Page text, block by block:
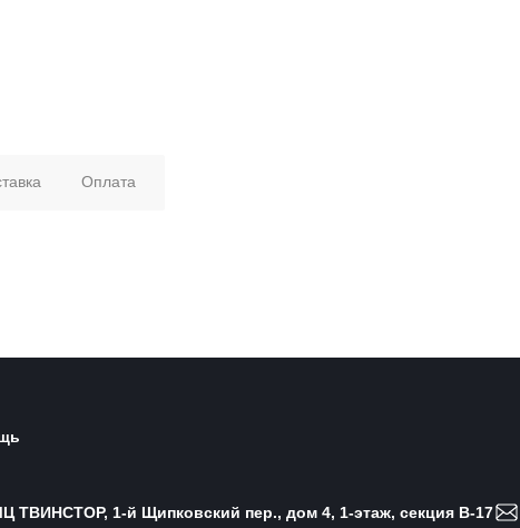
Оплата
ТВИНСТОР, 1-й Щипковский пер., дом 4, 1-этаж, секция B-17